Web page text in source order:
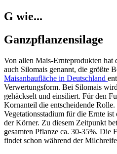
G wie...
Ganzpflanzensilage
Von allen Mais-Ernteprodukten hat
auch Silomais genannt, die größte
Maisanbaufläche in Deutschland
Verwertungsform. Bei Silomais
gehäckselt und einsiliert. Für den
Kornanteil die entscheidende
Vegetationsstadium für die Ernte
der Körner. Zu diesem Zeitpunkt
gesamten Pflanze ca. 30-35%. Die
findet schon während der